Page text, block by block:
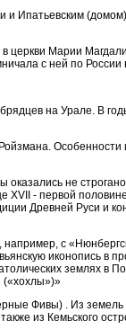
и Ипатьевским
церкви Марии
с ней по России
на Урале. В
Особенности
не
XVII - первой
Древней Руси и
с
иконопись в
землях в
(«хохлы»)»
Фивы) . Из земель
из Кемьского